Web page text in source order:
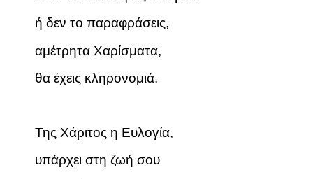
ή δεν το παραφράσεις,
αμέτρητα Χαρίσματα,
θα έχεις κληρονομιά.
Της Χάριτος η Ευλογία,
υπάρχει στη ζωή σου